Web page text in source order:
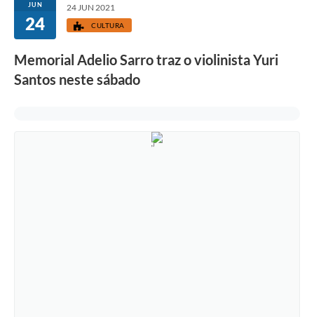
Transparência
Concursos e Processos Seletivos
JUN
24
24 JUN 2021
CULTURA
Memorial Adelio Sarro traz o violinista Yuri
Santos neste sábado